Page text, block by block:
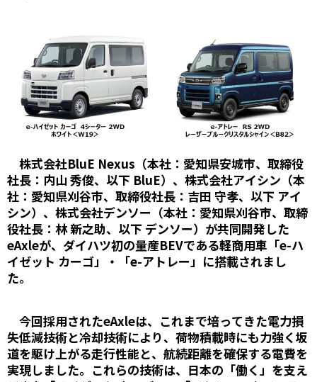
株式会社BluE Nexus（本社：愛知県安城市、取締役
社長：内山 秀俊、以下 BluE）、株式会社アイシン（本
社：愛知県刈谷市、取締役社長：吉田 守孝、以下 アイ
シン）、株式会社デンソー（本社：愛知県刈谷市、取締
役社長：林 新之助、以下 デンソー）が共同開発した
eAxleが、ダイハツ初の量産BEVである軽商用車「e-ハ
イゼット カーゴ」・「e-アトレー」に搭載されまし
た。
今回採用されたeAxleは、これまで培ってきた電力損
失低減技術と冷却技術により、荷物積載時にも力強く坂
道を駆け上がる走行性能と、航続距離を確保する電費を
実現しました。これらの技術は、日本の「働く」を支え